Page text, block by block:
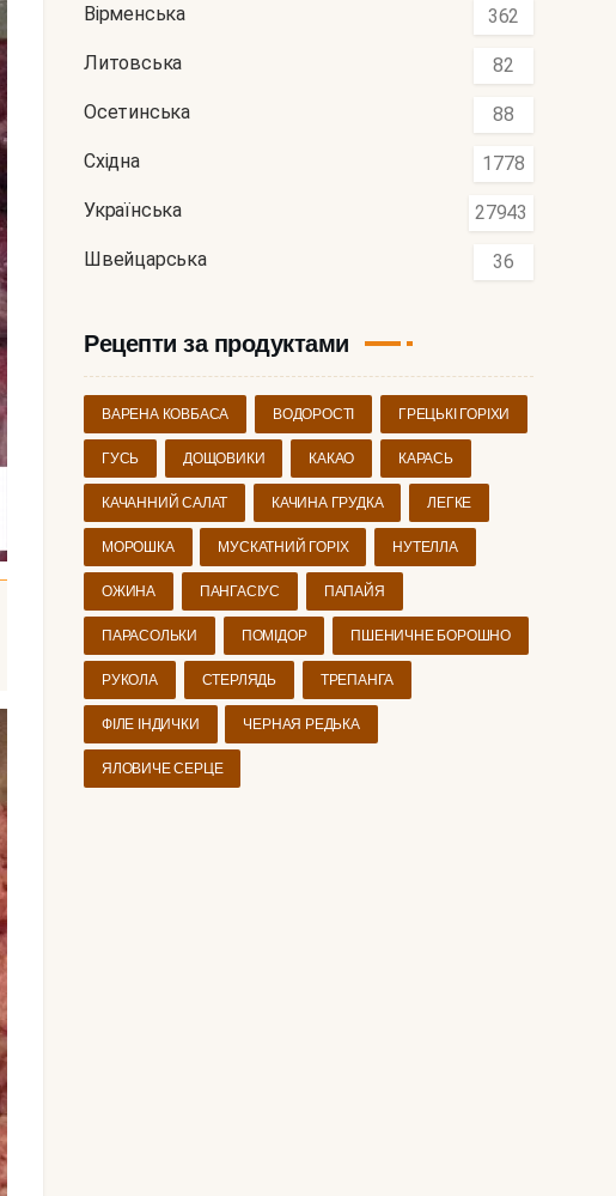
Вірменська 362
Литовська 82
Осетинська 88
Східна 1778
Українська 27943
Швейцарська 36
Рецепти за продуктами
ВАРЕНА КОВБАСА ВОДОРОСТІ ГРЕЦЬКІ ГОРІХИ
ГУСЬ ДОЩОВИКИ КАКАО КАРАСЬ
КАЧАННИЙ САЛАТ КАЧИНА ГРУДКА ЛЕГКЕ
МОРОШКА МУСКАТНИЙ ГОРІХ НУТЕЛЛА
ОЖИНА ПАНГАСІУС ПАПАЙЯ
ПАРАСОЛЬКИ ПОМІДОР ПШЕНИЧНЕ БОРОШНО
РУКОЛА СТЕРЛЯДЬ ТРЕПАНГА
ФІЛЕ ІНДИЧКИ ЧЕРНАЯ РЕДЬКА
ЯЛОВИЧЕ СЕРЦЕ